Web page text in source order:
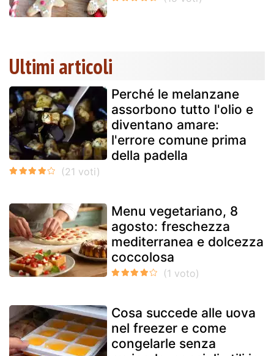
Ultimi articoli
Perché le melanzane
assorbono tutto l'olio e
diventano amare:
l'errore comune prima
della padella
Menu vegetariano, 8
agosto: freschezza
mediterranea e dolcezza
coccolosa
Cosa succede alle uova
nel freezer e come
congelarle senza